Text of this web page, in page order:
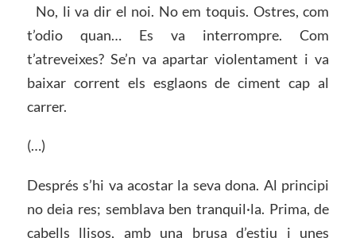
No, li va dir el noi. No em toquis. Ostres, com
t’odio quan… Es va interrompre. Com
t’atreveixes? Se’n va apartar violentament i va
baixar corrent els esglaons de ciment cap al
carrer.
(…)
Després s’hi va acostar la seva dona. Al principi
no deia res; semblava ben tranquil·la. Prima, de
cabells llisos, amb una brusa d’estiu i unes